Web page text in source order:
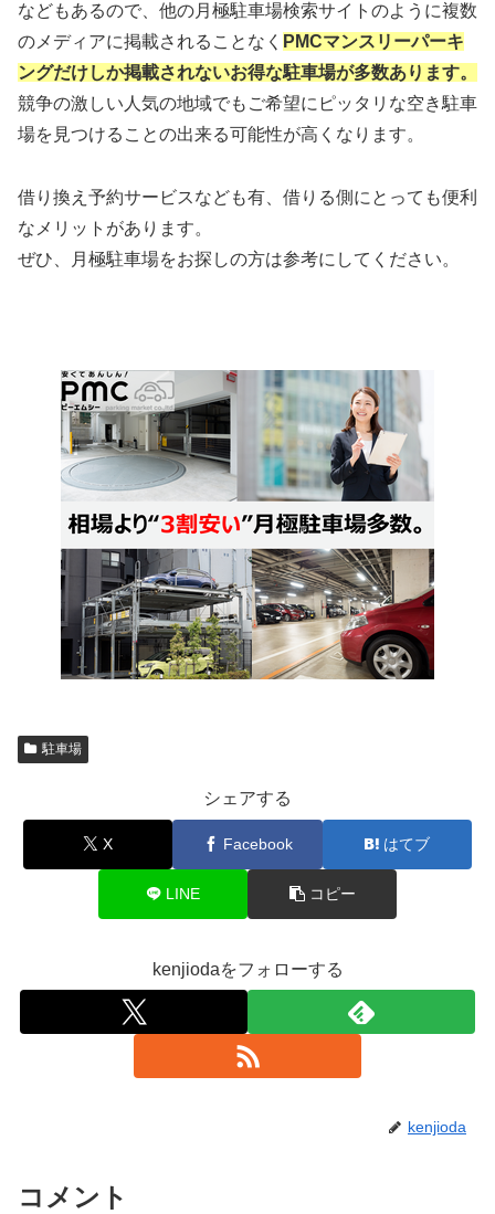
などもあるので、他の月極駐車場検索サイトのように複数
のメディアに掲載されることなく PMCマンスリーパーキ
ングだけしか掲載されないお得な駐車場が多数あります。
競争の激しい人気の地域でもご希望にピッタリな空き駐車
場を見つけることの出来る可能性が高くなります。
借り換え予約サービスなども有、借りる側にとっても便利
なメリットがあります。
ぜひ、月極駐車場をお探しの方は参考にしてください。
駐車場
シェアする
X Facebook はてブ
LINE コピー
kenjiodaをフォローする
kenjioda
コメント